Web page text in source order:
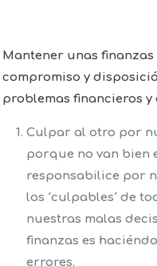
Mantener unas
compromiso y
problemas financieros y
Culpar al otro por
porque no van bien
responsabilice por
los ´culpables´ de
nuestras malas
finanzas es
errores.